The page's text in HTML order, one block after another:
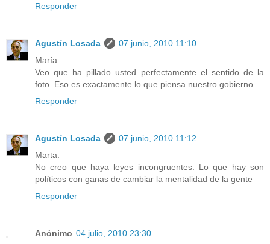
Responder
Agustín Losada
07 junio, 2010 11:10
María:
Veo que ha pillado usted perfectamente el sentido de la
foto. Eso es exactamente lo que piensa nuestro gobierno
Responder
Agustín Losada
07 junio, 2010 11:12
Marta:
No creo que haya leyes incongruentes. Lo que hay son
políticos con ganas de cambiar la mentalidad de la gente
Responder
Anónimo 04 julio, 2010 23:30